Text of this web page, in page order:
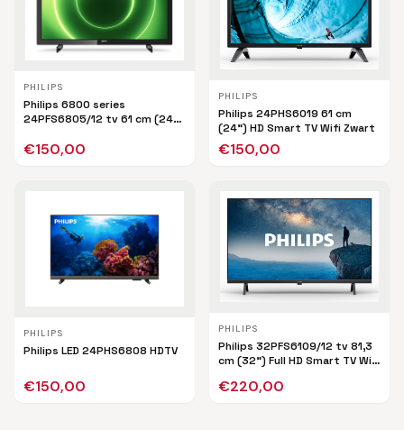
PHILIPS
Philips 6800 series
24PFS6805/12 tv 61 cm (24")
€150,00
PHILIPS
Philips 24PHS6019 61 cm
(24") HD Smart TV Wifi Zwart
€150,00
PHILIPS
Philips LED 24PHS6808 HDTV
€150,00
PHILIPS
Philips 32PFS6109/12 tv 81,3
cm (32") Full HD Smart TV Wifi
€220,00